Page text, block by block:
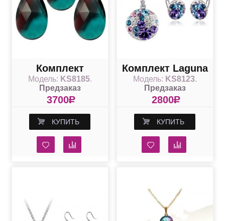
Комплект
Миндалевидный
со Swarovski
бирюзово-
коричневыми
Модель: KS8185.
Предзаказ
3700R
КУПИТЬ
Комплект Laguna
со Сваровски
Модель: KS8123.
Предзаказ
2800R
КУПИТЬ